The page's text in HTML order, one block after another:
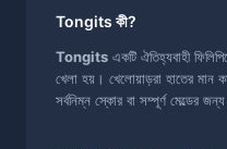
Tongits কী?
Tongits একটি ঐতিহ্যবাহী
খেলা হয়। খেলোয়াড়রা হাতের মান
সর্বনিম্ন স্কোর বা সম্পূর্ণ মেল্ডের